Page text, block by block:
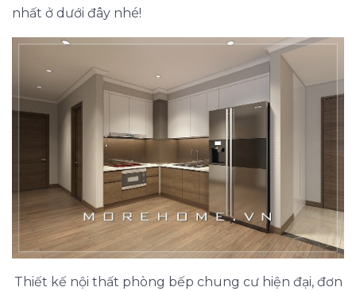
nhất ở dưới đây nhé!
Thiết kế nội thất phòng bếp chung cư hiện đại, đơn